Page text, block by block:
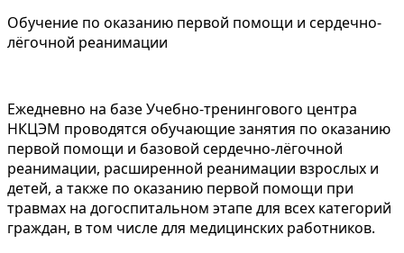
Обучение по оказанию первой помощи и сердечно-
лёгочной реанимации
Ежедневно на базе Учебно-тренингового центра
НКЦЭМ проводятся обучающие занятия по оказанию
первой помощи и базовой сердечно-лёгочной
реанимации, расширенной реанимации взрослых и
детей, а также по оказанию первой помощи при
травмах на догоспитальном этапе для всех категорий
граждан, в том числе для медицинских работников.